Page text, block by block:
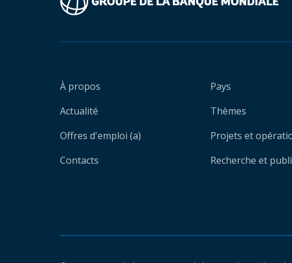
À propos
Actualité
Offres d'emploi (a)
Contacts
Pays
Thèmes
Projets et
Recherche et